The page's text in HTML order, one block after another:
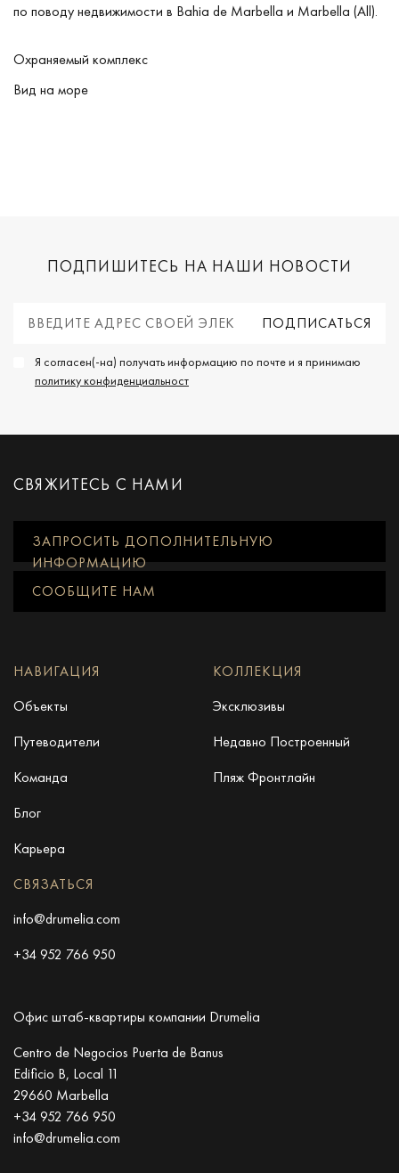
по поводу недвижимости в Bahia de Marbella и Marbella (All).
Охраняемый комплекс
Вид на море
ПОДПИШИТЕСЬ НА НАШИ НОВОСТИ
Я согласен(-на) получать информацию по почте и я принимаю
политику конфиденциальност
СВЯЖИТЕСЬ С НАМИ
ЗАПРОСИТЬ ДОПОЛНИТЕЛЬНУЮ
ИНФОРМАЦИЮ
СООБЩИТЕ НАМ
НАВИГАЦИЯ
Объекты
Путеводители
Команда
Блог
Карьера
КОЛЛЕКЦИЯ
Эксклюзивы
Недавно Построенный
Пляж Фронтлайн
СВЯЗАТЬСЯ
info@drumelia.com
+34 952 766 950
Офис штаб-квартиры компании Drumelia
Centro de Negocios Puerta de Banus
Edificio B, Local 11
29660 Marbella
+34 952 766 950
info@drumelia.com